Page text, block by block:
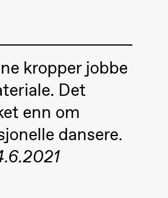
kropper jobbe
Det
enn om
dansere.